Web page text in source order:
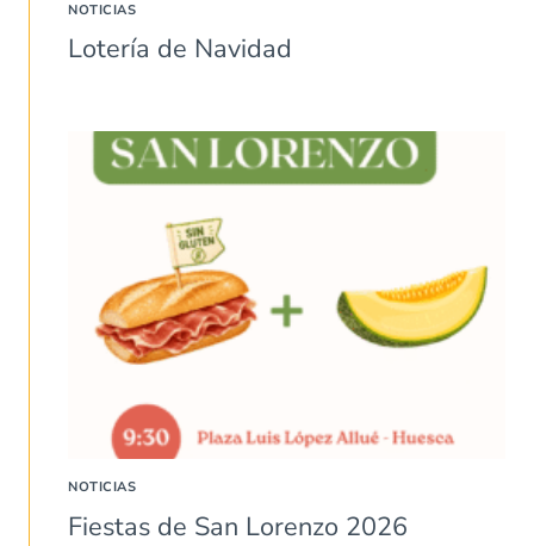
NOTICIAS
Lotería de Navidad
NOTICIAS
Fiestas de San Lorenzo 2026